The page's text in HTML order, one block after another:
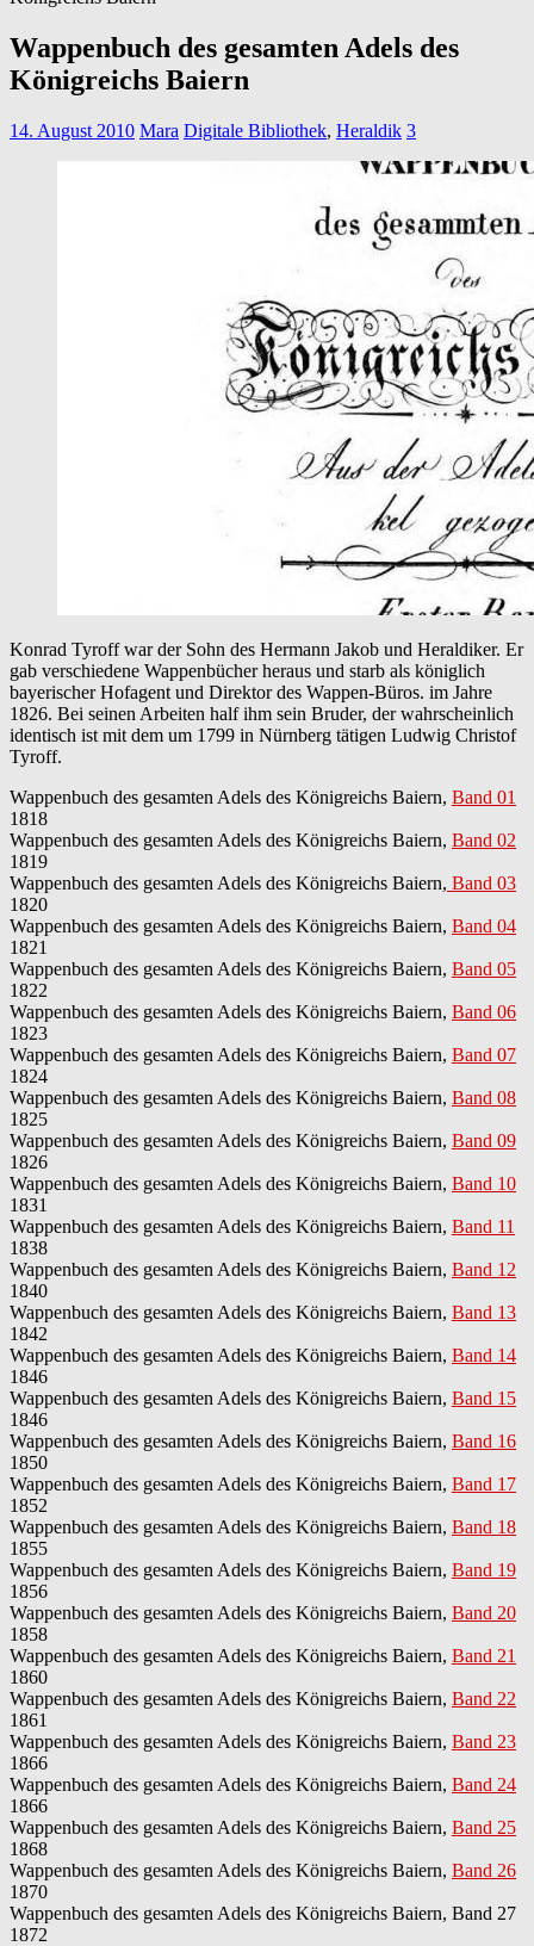
Wappenbuch des gesamten Adels des
Königreichs Baiern
14. August 2010 Mara Digitale Bibliothek, Heraldik 3
Konrad Tyroff war der Sohn des Hermann Jakob und Heraldiker. Er
gab verschiedene Wappenbücher heraus und starb als königlich
bayerischer Hofagent und Direktor des Wappen-Büros. im Jahre
1826. Bei seinen Arbeiten half ihm sein Bruder, der wahrscheinlich
identisch ist mit dem um 1799 in Nürnberg tätigen Ludwig Christof
Tyroff.
Wappenbuch des gesamten Adels des Königreichs Baiern, Band 01
1818
Wappenbuch des gesamten Adels des Königreichs Baiern, Band 02
1819
Wappenbuch des gesamten Adels des Königreichs Baiern, Band 03
1820
Wappenbuch des gesamten Adels des Königreichs Baiern, Band 04
1821
Wappenbuch des gesamten Adels des Königreichs Baiern, Band 05
1822
Wappenbuch des gesamten Adels des Königreichs Baiern, Band 06
1823
Wappenbuch des gesamten Adels des Königreichs Baiern, Band 07
1824
Wappenbuch des gesamten Adels des Königreichs Baiern, Band 08
1825
Wappenbuch des gesamten Adels des Königreichs Baiern, Band 09
1826
Wappenbuch des gesamten Adels des Königreichs Baiern, Band 10
1831
Wappenbuch des gesamten Adels des Königreichs Baiern, Band 11
1838
Wappenbuch des gesamten Adels des Königreichs Baiern, Band 12
1840
Wappenbuch des gesamten Adels des Königreichs Baiern, Band 13
1842
Wappenbuch des gesamten Adels des Königreichs Baiern, Band 14
1846
Wappenbuch des gesamten Adels des Königreichs Baiern, Band 15
1846
Wappenbuch des gesamten Adels des Königreichs Baiern, Band 16
1850
Wappenbuch des gesamten Adels des Königreichs Baiern, Band 17
1852
Wappenbuch des gesamten Adels des Königreichs Baiern, Band 18
1855
Wappenbuch des gesamten Adels des Königreichs Baiern, Band 19
1856
Wappenbuch des gesamten Adels des Königreichs Baiern, Band 20
1858
Wappenbuch des gesamten Adels des Königreichs Baiern, Band 21
1860
Wappenbuch des gesamten Adels des Königreichs Baiern, Band 22
1861
Wappenbuch des gesamten Adels des Königreichs Baiern, Band 23
1866
Wappenbuch des gesamten Adels des Königreichs Baiern, Band 24
1866
Wappenbuch des gesamten Adels des Königreichs Baiern, Band 25
1868
Wappenbuch des gesamten Adels des Königreichs Baiern, Band 26
1870
Wappenbuch des gesamten Adels des Königreichs Baiern, Band 27
1872